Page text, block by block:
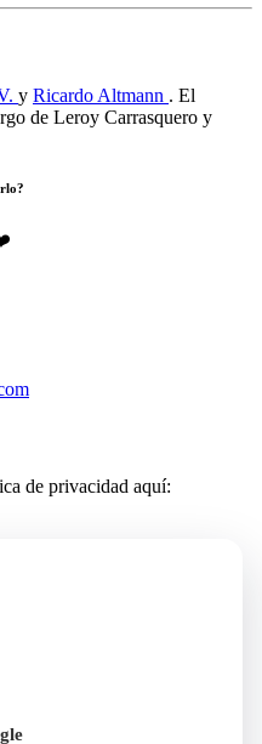
y Ricardo Altmann . El
de Leroy Carrasquero y
de privacidad aquí: